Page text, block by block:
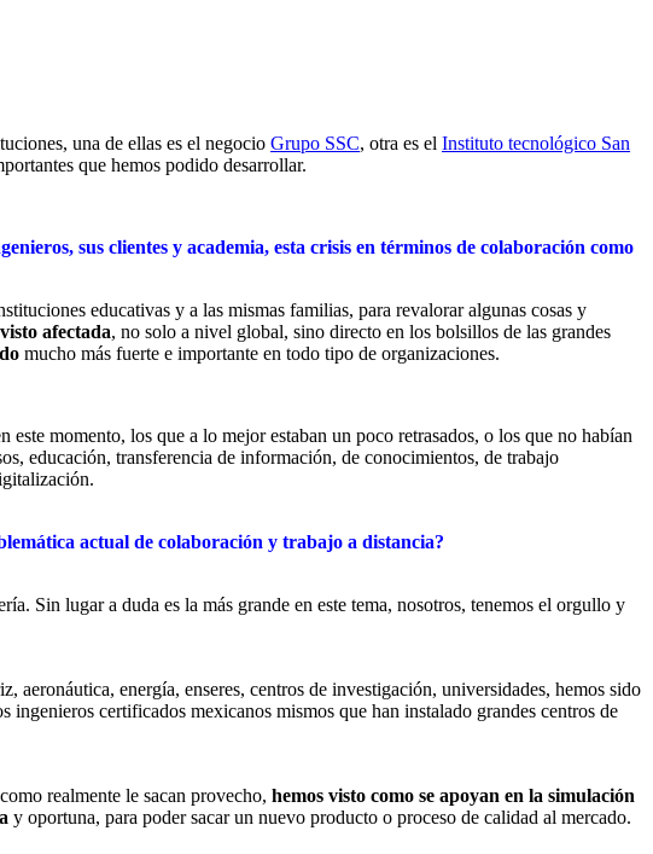
una de ellas es el negocio Grupo SSC, otra es el Instituto tecnológico San
que hemos podido desarrollar.
sus clientes y academia, esta crisis en términos de colaboración como
educativas y a las mismas familias, para revalorar algunas cosas y
afectada, no solo a nivel global, sino directo en los bolsillos de las grandes
mucho más fuerte e importante en todo tipo de organizaciones.
este momento, los que a lo mejor estaban un poco retrasados, o los que no habían
educación, transferencia de información, de conocimientos, de trabajo
actual de colaboración y trabajo a distancia?
Sin lugar a duda es la más grande en este tema, nosotros, tenemos el orgullo y
energía, enseres, centros de investigación, universidades, hemos sido
certificados mexicanos mismos que han instalado grandes centros de
realmente le sacan provecho, hemos visto como se apoyan en la simulación
y oportuna, para poder sacar un nuevo producto o proceso de calidad al mercado.